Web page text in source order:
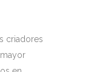
criadores